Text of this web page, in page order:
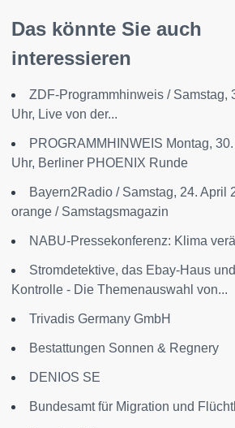
Das könnte Sie auch
interessieren
ZDF-Programmhinweis / Samstag,
Uhr, Live von der...
PROGRAMMHINWEIS Montag,
Uhr, Berliner PHOENIX Runde
Bayern2Radio / Samstag, 24. April
orange / Samstagsmagazin
NABU-Pressekonferenz: Klima
Stromdetektive, das Ebay-Haus
Kontrolle - Die Themenauswahl von...
Trivadis Germany GmbH
Bestattungen Sonnen & Regnery
DENIOS SE
Bundesamt für Migration und